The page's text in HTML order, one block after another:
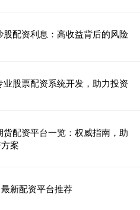
股配资利息：高收益背后的风险
业股票配资系统开发，助力投资
配资平台一览：权威指南，助
案
新配资平台推荐